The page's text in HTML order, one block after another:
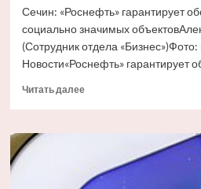
Сечин: «Роснефть» гарантирует
социально значимых
(Сотрудник отдела
Новости«Роснефть» гарантирует
Читать далееПрочитать
гарантиях